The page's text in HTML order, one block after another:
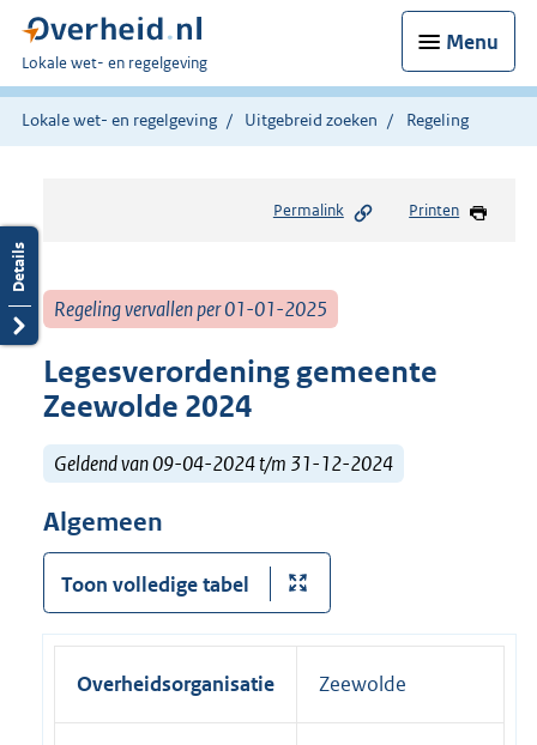
Menu
U
bent
hier:
Lokale wet- en regelgeving
Lokale wet- en regelgeving Uitgebreid zoeken Regeling
Permalink Printen
Regeling vervallen per 01-01-2025
Legesverordening gemeente
Zeewolde 2024
Geldend van 09-04-2024 t/m 31-12-2024
Algemeen
Toon volledige tabel
Overheidsorganisatie Zeewolde